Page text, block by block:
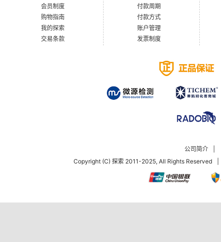
会员制度
购物指南
我的探索
交易条款
付款周期
付款方式
账户管理
发票制度
公司简介
Copyright (C) 探索 2011-2025, All Rights Reserved